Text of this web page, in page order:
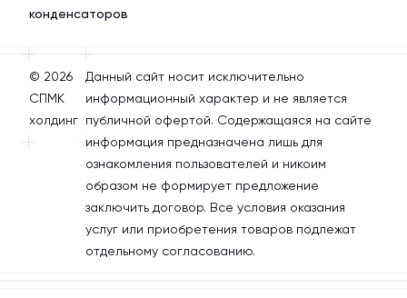
конденсаторов
© 2026
СПМК
холдинг
Данный сайт носит исключительно
информационный характер и не является
публичной офертой. Содержащаяся на сайте
информация предназначена лишь для
ознакомления пользователей и никоим
образом не формирует предложение
заключить договор. Все условия оказания
услуг или приобретения товаров подлежат
отдельному согласованию.